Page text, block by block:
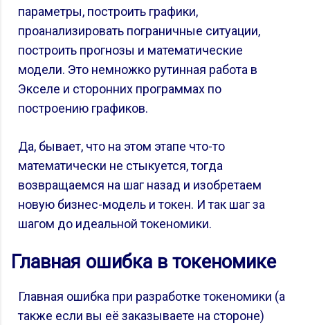
параметры, построить графики,
проанализировать пограничные ситуации,
построить прогнозы и математические
модели. Это немножко рутинная работа в
Экселе и сторонних программах по
построению графиков.
Да, бывает, что на этом этапе что-то
математически не стыкуется, тогда
возвращаемся на шаг назад и изобретаем
новую бизнес-модель и токен. И так шаг за
шагом до идеальной токеномики.
Главная ошибка в токеномике
Главная ошибка при разработке токеномики (а
также если вы её заказываете на стороне)